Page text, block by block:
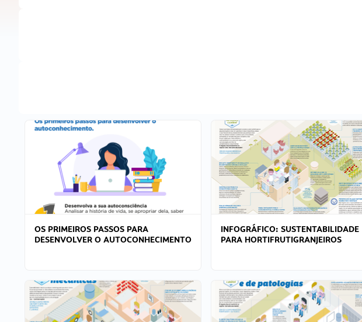
OS PRIMEIROS PASSOS PARA
DESENVOLVER O AUTOCONHECIMENTO
INFOGRÁFICO: SUSTENTABILIDADE
PARA HORTIFRUTIGRANJEIROS